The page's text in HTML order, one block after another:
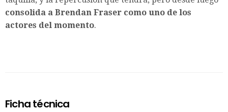
consolida a Brendan Fraser como uno de los
actores del momento.
Ficha técnica